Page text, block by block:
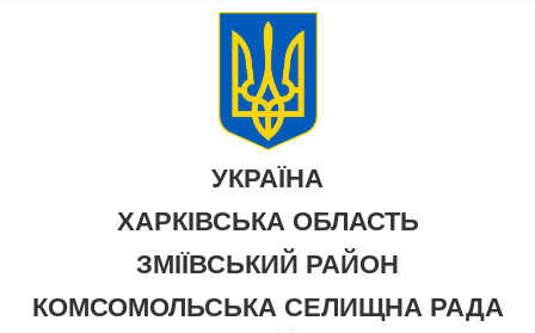
УКРАЇНА
ХАРКІВСЬКА ОБЛАСТЬ
ЗМІЇВСЬКИЙ РАЙОН
КОМСОМОЛЬСЬКА СЕЛИЩНА РАДА